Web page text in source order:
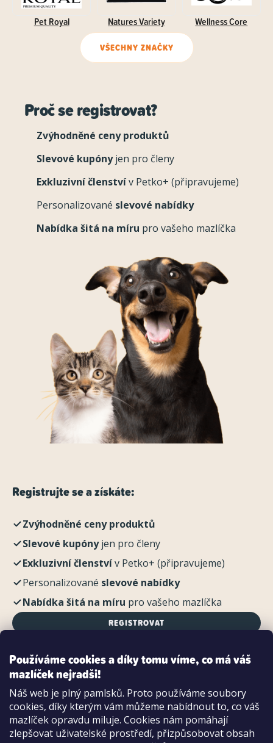
Používáme cookies a díky tomu víme, co má váš
mazlíček nejradši!
Náš web je plný pamlsků. Proto používáme soubory
cookies, díky kterým vám můžeme nabídnout to, co váš
mazlíček opravdu miluje. Cookies nám pomáhají
zlepšovat uživatelské prostředí, přizpůsobovat obsah
Pet Royal Natures Variety Wellness Core
VŠECHNY ZNAČKY
Proč se registrovat?
Zvýhodněné ceny produktů
Slevové kupónyjen pro členy
Exkluzivní členstvív Petko+ (připravujeme)
Personalizované slevové nabídky
Nabídka šitá na míru pro vašeho mazlíčka
Registrujte se a získáte:
Zvýhodněné ceny produktů
Slevové kupónyjen pro členy
Exkluzivní členstvív Petko+ (připravujeme)
Personalizované slevové nabídky
Nabídka šitá na míru pro vašeho mazlíčka
REGISTROVAT
Možnosti platby:
Dobírkou
Hotově i kartou na pobočce